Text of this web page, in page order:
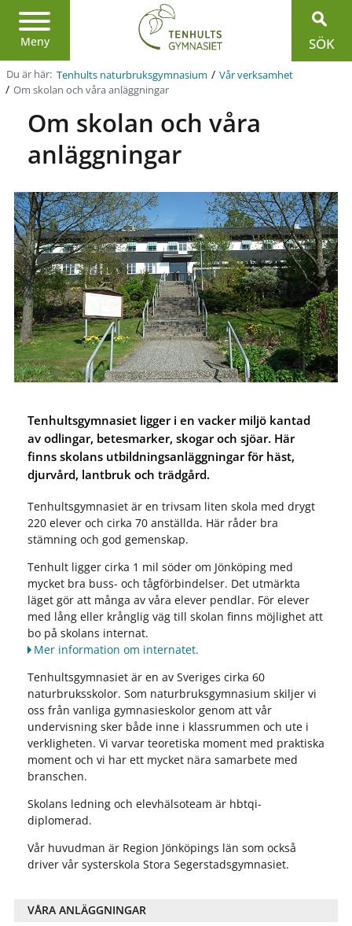
Meny
Region
Jönköpings
län
SÖK
Du är här: Tenhults naturbruksgymnasium / Vår verksamhet
/ Om skolan och våra anläggningar
Om skolan och våra
anläggningar
Tenhultsgymnasiet ligger i en vacker miljö kantad
av odlingar, betesmarker, skogar och sjöar. Här
finns skolans utbildningsanläggningar för häst,
djurvård, lantbruk och trädgård.
Tenhultsgymnasiet är en trivsam liten skola med drygt
220 elever och cirka 70 anställda. Här råder bra
stämning och god gemenskap.
Tenhult ligger cirka 1 mil söder om Jönköping med
mycket bra buss- och tågförbindelser. Det utmärkta
läget gör att många av våra elever pendlar. För elever
med lång eller krånglig väg till skolan finns möjlighet att
bo på skolans internat.
Mer information om internatet.
Tenhultsgymnasiet är en av Sveriges cirka 60
naturbruksskolor. Som naturbruksgymnasium skiljer vi
oss från vanliga gymnasieskolor genom att vår
undervisning sker både inne i klassrummen och ute i
verkligheten. Vi varvar teoretiska moment med praktiska
moment och vi har ett mycket nära samarbete med
branschen.
Skolans ledning och elevhälsoteam är hbtqi-
diplomerad.
Vår huvudman är Region Jönköpings län som också
driver vår systerskola Stora Segerstadsgymnasiet.
VÅRA ANLÄGGNINGAR